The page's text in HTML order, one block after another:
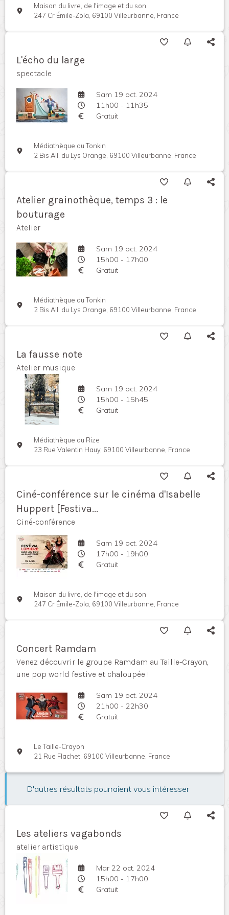
Maison du livre, de l'image et du son
247 Cr Émile-Zola, 69100 Villeurbanne, France
L'écho du large
spectacle
Sam 19 oct. 2024
11h00 - 11h35
Gratuit
Médiathèque du Tonkin
2 Bis All. du Lys Orange, 69100 Villeurbanne, France
Atelier grainothèque, temps 3 : le
bouturage
Atelier
Sam 19 oct. 2024
15h00 - 17h00
Gratuit
Médiathèque du Tonkin
2 Bis All. du Lys Orange, 69100 Villeurbanne, France
La fausse note
Atelier musique
Sam 19 oct. 2024
15h00 - 15h45
Gratuit
Médiathèque du Rize
23 Rue Valentin Hauy, 69100 Villeurbanne, France
Ciné-conférence sur le cinéma d'Isabelle
Huppert [Festiva...
Ciné-conférence
Sam 19 oct. 2024
17h00 - 19h00
Gratuit
Maison du livre, de l'image et du son
247 Cr Émile-Zola, 69100 Villeurbanne, France
Concert Ramdam
Venez découvrir le groupe Ramdam au Taille-Crayon,
une pop world festive et chaloupée !
Sam 19 oct. 2024
21h00 - 22h30
Gratuit
Le Taille-Crayon
21 Rue Flachet, 69100 Villeurbanne, France
D'autres résultats pourraient vous intéresser
Les ateliers vagabonds
atelier artistique
Mar 22 oct. 2024
15h00 - 17h00
Gratuit